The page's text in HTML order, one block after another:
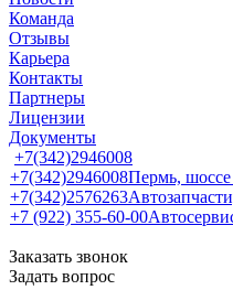
Команда
Отзывы
Карьера
Контакты
Партнеры
Лицензии
Документы
+7(342)2946008
+7(342)2946008Пермь,
+7(342)2576263
+7 (922) 355-60-00
Заказать звонок
Задать вопрос